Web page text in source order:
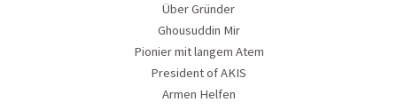
Über Gründer
Ghousuddin Mir
Pionier mit langem Atem
President of AKIS
Armen Helfen